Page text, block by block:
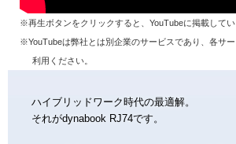
※再生ボタンをクリックすると、YouTubeに掲載してい
※YouTubeは弊社とは別企業のサービスであり、各サ
利用ください。
ハイブリッドワーク時代の最適解。
それがdynabook RJ74です。